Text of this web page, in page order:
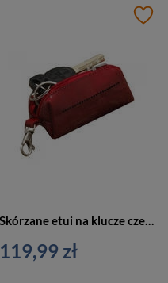
Skórzane etui na klucze czerwone Verus Monaco 168 RED
119,99 zł